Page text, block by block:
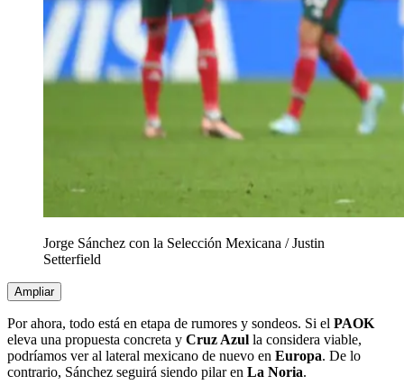
Jorge Sánchez con la Selección Mexicana /Justin
Setterfield
Ampliar
Por ahora, todo está en etapa de rumores y sondeos. Si el PAOK
eleva una propuesta concreta y Cruz Azul la considera viable,
podríamos ver al lateral mexicano de nuevo en Europa. De lo
contrario, Sánchez seguirá siendo pilar en La Noria.